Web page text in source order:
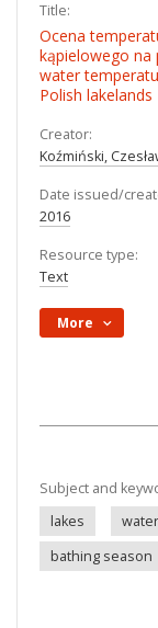
Title:
Ocena
kąpielowego na
water
Polish lakelands
Creator:
Koźmiński,
Date issued/
2016
Resource type:
Text
More
Subject and
lakes
bathing season